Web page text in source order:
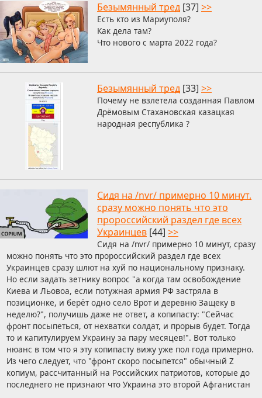
Безымянный тред [37] >>
Есть кто из Мариуполя?
Как дела там?
Что нового с марта 2022 года?
Безымянный тред [33] >>
Почему не взлетела созданная Павлом
Дрёмовым Стахановская казацкая
народная республика ?
Сидя на /nvr/ примерно 10 минут,
сразу можно понять что это
пророссийский раздел где всех
Украинцев [44] >>
Сидя на /nvr/ примерно 10 минут, сразу
можно понять что это пророссийский раздел где всех
Украинцев сразу шлют на хуй по национальному признаку.
Но если задать зетнику вопрос "а когда там освобождение
Киева и Льовоа, если потужная армия РФ застряла в
позиционке, и берёт одно село Врот и деревню Защеку в
неделю?", получишь даже не ответ, а копипасту: "Сейчас
фронт посыпеться, от нехватки солдат, и прорыв будет. Тогда
то и капитулируем Украину за пару месяцев!". Вот только
нюанс в том что я эту копипасту вижу уже пол года примерно.
Из чего следует, что "фронт скоро посыпется" обычный Z
копиум, рассчитанный на Российских патриотов, которые до
последнего не признают что Украина это второй Афганистан